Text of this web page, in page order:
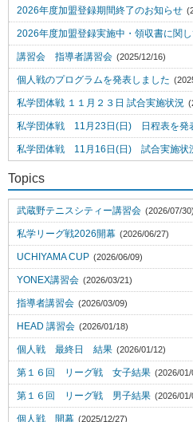
2026年度加盟登録期間終了のお知らせ
2026年度加盟登録実施中・領収書に関
講習会 指導者講習会 (2025/12/16)
個人戦のプログラムを発表しました
私学団体戦 １１月２３日 試合実施状況
私学団体戦 11月23日(日) 日程表を発
私学団体戦 11月16日(日) 試合実施状
Topics
武蔵野テニスシティー講習会 (2026/07/30)
私学リーグ戦2026開幕 (2026/06/27)
UCHIYAMA CUP (2026/06/09)
YONEX講習会 (2026/03/21)
指導者講習会 (2026/03/09)
HEAD 講習会 (2026/01/18)
個人戦 最終日 結果 (2026/01/12)
第１６回 リーグ戦 女子結果 (2026/01/
第１６回 リーグ戦 男子結果 (2026/01/
個人戦 開幕 (2025/12/27)